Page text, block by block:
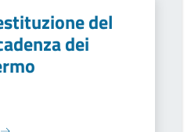
del
dei